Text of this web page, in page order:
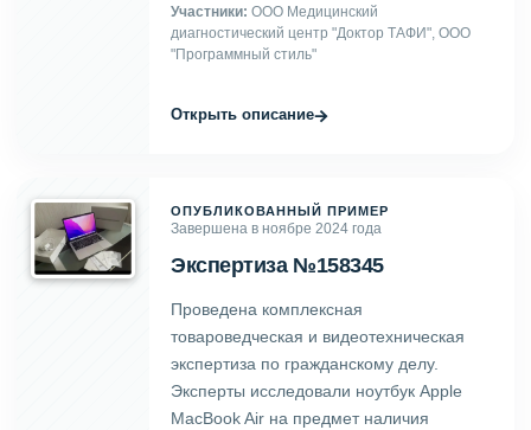
Участники: ООО Медицинский
диагностический центр "Доктор ТАФИ", ООО
"Программный стиль"
Открыть описание→
ОПУБЛИКОВАННЫЙ ПРИМЕР
Завершена в ноябре 2024 года
Экспертиза №158345
Проведена комплексная
товароведческая и видеотехническая
экспертиза по гражданскому делу.
Эксперты исследовали ноутбук Apple
MacBook Air на предмет наличия